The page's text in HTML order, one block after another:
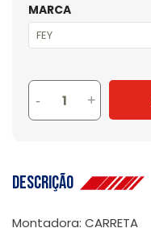
MARCA
- +
Descrição
Montadora: CARRETA